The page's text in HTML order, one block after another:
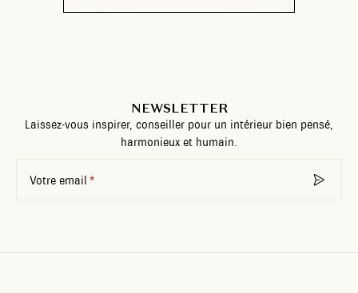
NEWSLETTER
Laissez-vous inspirer, conseiller pour un intérieur bien pensé,
harmonieux et humain.
Votre email